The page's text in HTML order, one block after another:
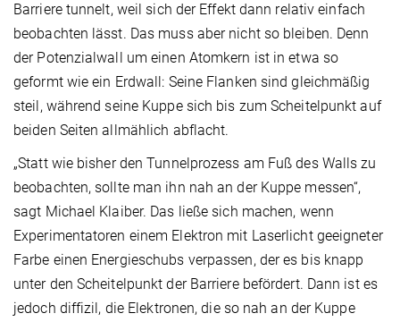
Barriere tunnelt, weil sich der Effekt dann relativ einfach
beobachten lässt. Das muss aber nicht so bleiben. Denn
der Potenzialwall um einen Atomkern ist in etwa so
geformt wie ein Erdwall: Seine Flanken sind gleichmäßig
steil, während seine Kuppe sich bis zum Scheitelpunkt auf
beiden Seiten allmählich abflacht.
„Statt wie bisher den Tunnelprozess am Fuß des Walls zu
beobachten, sollte man ihn nah an der Kuppe messen“,
sagt Michael Klaiber. Das ließe sich machen, wenn
Experimentatoren einem Elektron mit Laserlicht geeigneter
Farbe einen Energieschubs verpassen, der es bis knapp
unter den Scheitelpunkt der Barriere befördert. Dann ist es
jedoch diffizil, die Elektronen, die so nah an der Kuppe